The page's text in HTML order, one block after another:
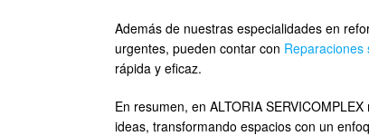
Además de nuestras especialidades en
urgentes, pueden contar con Reparaciones
rápida y eficaz.
En resumen, en ALTORIA
ideas, transformando espacios con un